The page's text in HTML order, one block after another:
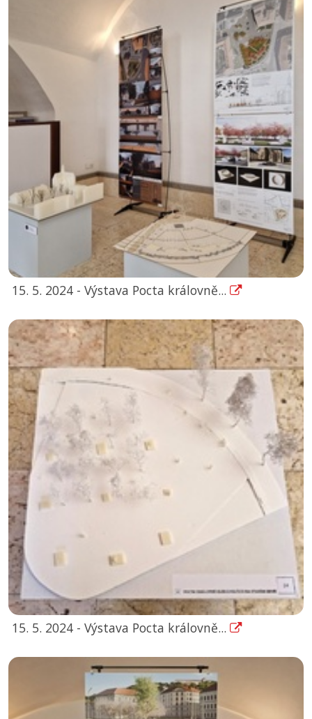
15. 5. 2024 - Výstava Pocta královně...
15. 5. 2024 - Výstava Pocta královně...